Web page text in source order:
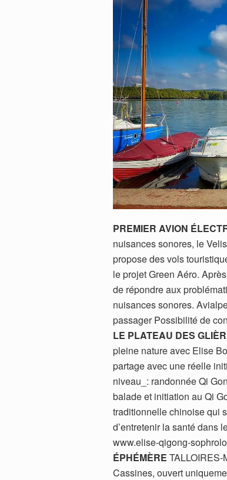
PREMIER AVION
nuisances sonores, le
propose des vols
le projet Green Aéro.
de répondre aux
nuisances sonores.
passager Possibilité de
LE PLATEAU DES
pleine nature avec Elise
partage avec une réelle
niveau_: randonnée Qi
balade et initiation au Qi
traditionnelle chinoise qui
d’entretenir la santé dans
www.elise-qigong-
ÉPHÉMÈRE
Cassines, ouvert